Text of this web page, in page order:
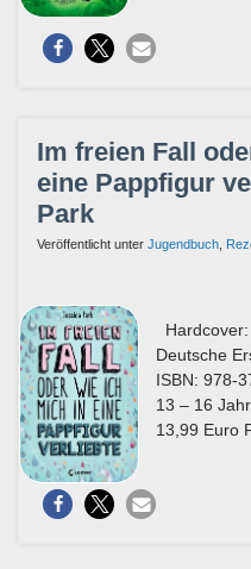
Im freien Fall
eine Pappfigur
Park
Veröffentlicht unter Jugendbuch
Deutsche
ISBN: 978-
13 – 16
13,99 Euro